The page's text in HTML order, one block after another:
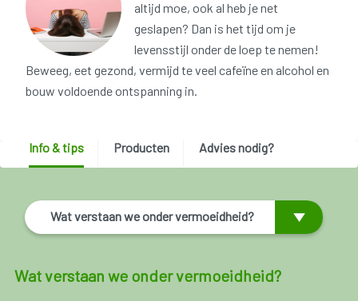
altijd moe, ook al heb je net
geslapen? Dan is het tijd om je
levensstijl onder de loep te nemen!
Beweeg, eet gezond, vermijd te veel cafeïne en alcohol en
bouw voldoende ontspanning in.
Info & tips Producten Advies nodig?
Wat verstaan we onder vermoeidheid?
Wat verstaan we onder vermoeidheid?